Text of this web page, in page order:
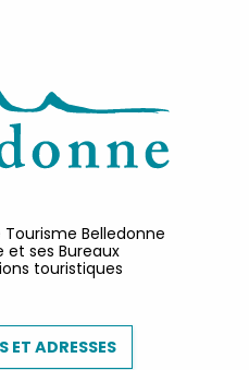
Belledonne
et ses Bureaux
touristiques
ET ADRESSES